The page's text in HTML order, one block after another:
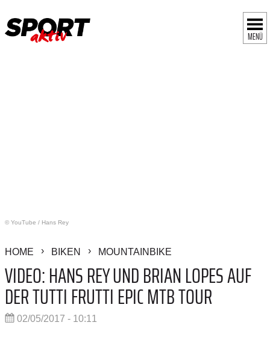
MENÜ
© YouTube / Hans Rey
HOME BIKEN MOUNTAINBIKE
VIDEO: HANS REY UND BRIAN LOPES AUF
DER TUTTI FRUTTI EPIC MTB TOUR
02/05/2017 - 10:11